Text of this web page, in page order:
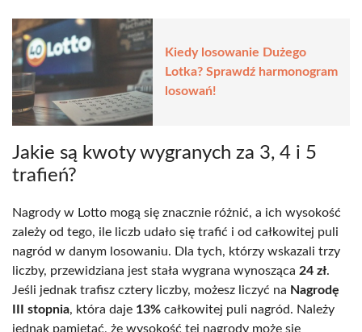
Kiedy losowanie Dużego
Lotka? Sprawdź harmonogram
losowań!
Jakie są kwoty wygranych za 3, 4 i 5
trafień?
Nagrody w Lotto mogą się znacznie różnić, a ich wysokość
zależy od tego, ile liczb udało się trafić i od całkowitej puli
nagród w danym losowaniu. Dla tych, którzy wskazali trzy
liczby, przewidziana jest stała wygrana wynosząca 24 zł.
Jeśli jednak trafisz cztery liczby, możesz liczyć na Nagrodę
III stopnia, która daje 13% całkowitej puli nagród. Należy
jednak pamiętać, że wysokość tej nagrody może się